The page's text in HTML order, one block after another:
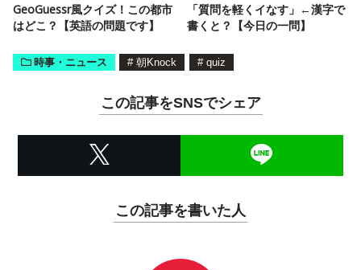
GeoGuessr風クイズ！この都市
はどこ？【英語の問題です】
「質問を軽くイなす」←漢字で
書くと？【今日の一問】
時事・ニュース # 朝Knock # quiz
この記事をSNSでシェア
この記事を書いた人